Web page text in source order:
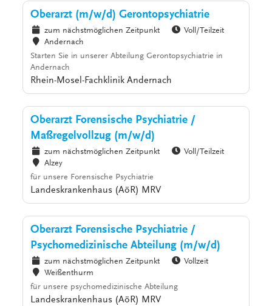
Oberarzt (m/w/d) Gerontopsychiatrie
zum nächstmöglichen Zeitpunkt
Voll/Teilzeit
Andernach
Starten Sie in unserer Abteilung Gerontopsychiatrie in
Andernach
Rhein-Mosel-Fachklinik Andernach
Oberarzt Forensische Psychiatrie /
Maßregelvollzug (m/w/d)
zum nächstmöglichen Zeitpunkt
Voll/Teilzeit
Alzey
für unsere Forensische Psychiatrie
Landeskrankenhaus (AöR) MRV
Oberarzt Forensische Psychiatrie /
Psychomedizinische Abteilung (m/w/d)
zum nächstmöglichen Zeitpunkt
Vollzeit
Weißenthurm
für unsere psychomedizinische Abteilung
Landeskrankenhaus (AöR) MRV